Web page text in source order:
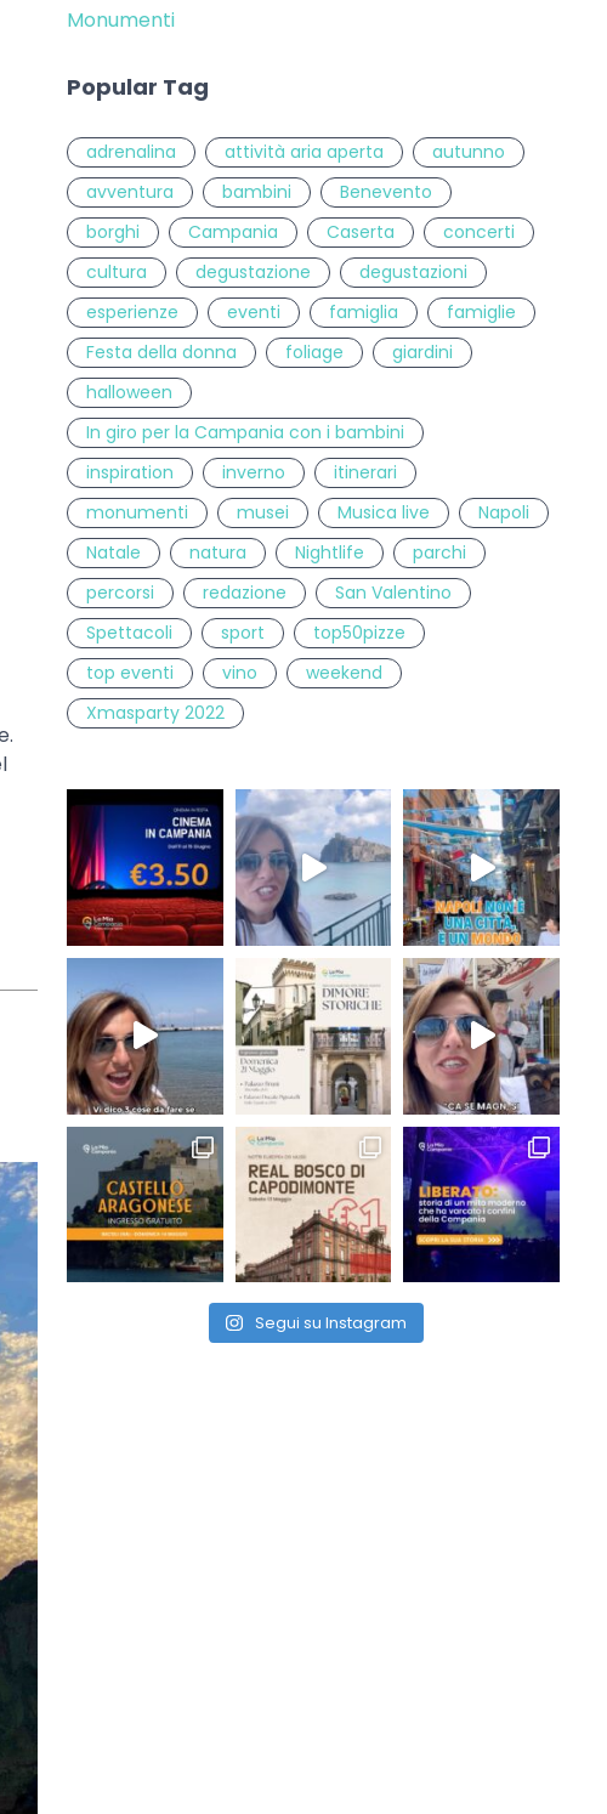
Monumenti
Popular Tag
adrenalina attività aria aperta
autunno
avventura
bambini
Benevento
borghi
Campania Caserta
concerti
cultura
degustazione
degustazioni
esperienze
eventi famiglia
famiglie
Festa della donna
foliage
giardini
halloween
In giro per la Campania con i bambini
inspiration
inverno
itinerari
monumenti
musei Musica live
Napoli
Natale
natura Nightlife
parchi
percorsi
redazione
San Valentino
Spettacoli
sport
top50pizze
top eventi
vino
weekend
Xmasparty 2022
Segui su Instagram